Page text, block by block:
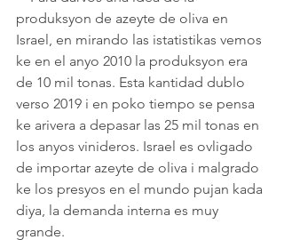
produksyon de azeyte de oliva en
Israel, en mirando las istatistikas vemos
ke en el anyo 2010 la produksyon era
de 10 mil tonas. Esta kantidad dublo
verso 2019 i en poko tiempo se pensa
ke arivera a depasar las 25 mil tonas en
los anyos vinideros. Israel es ovligado
de importar azeyte de oliva i malgrado
ke los presyos en el mundo pujan kada
diya, la demanda interna es muy
grande.